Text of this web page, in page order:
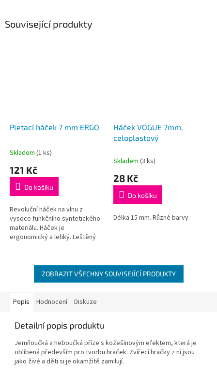
Související produkty
Pletací háček 7 mm ERGO
Průměrné
produktu
5,0
5
hvězdiček.
Skladem (1 ks)
121 Kč
Do košíku
Revoluční háček na vlnu z
vysoce funkčního syntetického
materiálu. Háček je
ergonomický a lehký. Leštěný
příjemná na...
Háček VOGUE 7mm,
celoplastový
Skladem (3 ks)
28 Kč
Do košíku
Délka 15 mm. Různé barvy.
ZOBRAZIT VŠECHNY SOUVISEJÍCÍ PRODUKTY
Popis Hodnocení Diskuze
Detailní popis produktu
Jemňoučká a heboučká příze s kožešinovým efektem, která je
oblíbená především pro tvorbu hraček. Zvířecí hračky z ní jsou
jako živé a děti si je okamžitě zamilují.